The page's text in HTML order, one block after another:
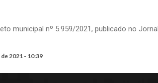
municipal nº 5.959/2021, publicado no
2021 - 10:39